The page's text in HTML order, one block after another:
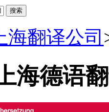
海翻译公司
海德语